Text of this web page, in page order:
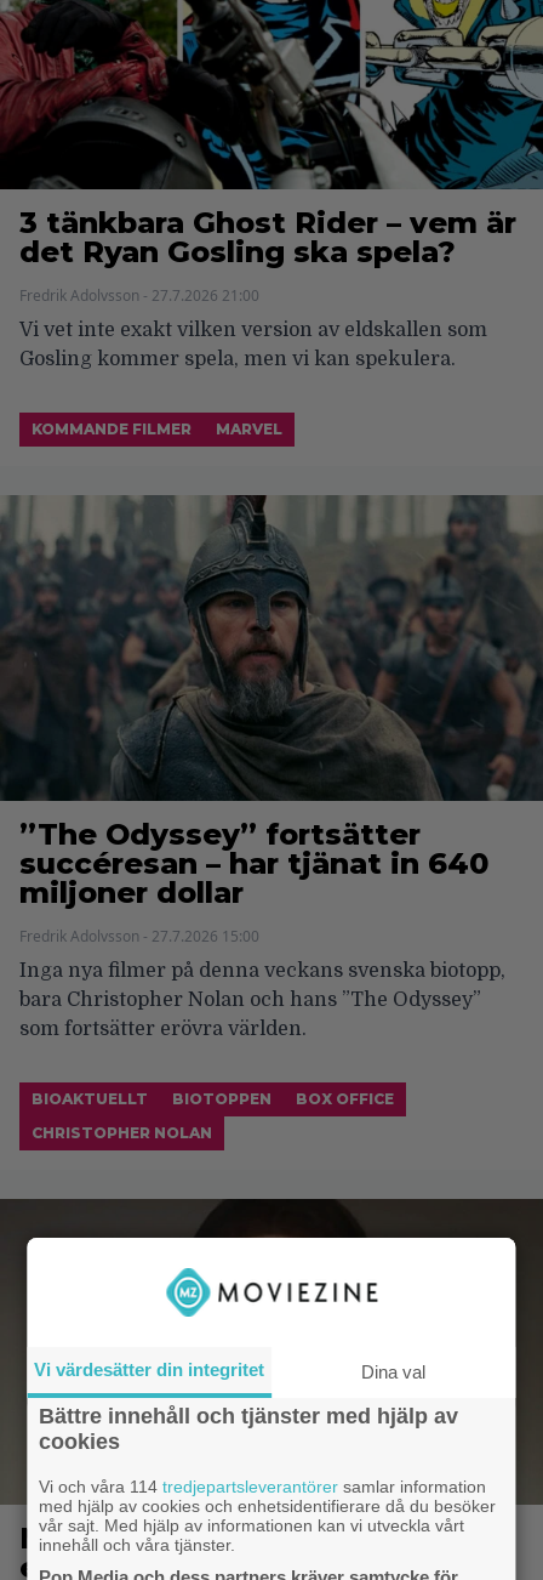
3 tänkbara Ghost Rider – vem är
det Ryan Gosling ska spela?
Fredrik Adolvsson - 27.7.2026 21:00
Vi vet inte exakt vilken version av eldskallen som
Gosling kommer spela, men vi kan spekulera.
KOMMANDE FILMER MARVEL
”The Odyssey” fortsätter
succéresan – har tjänat in 640
miljoner dollar
Fredrik Adolvsson - 27.7.2026 15:00
Inga nya filmer på denna veckans svenska biotopp,
bara Christopher Nolan och hans ”The Odyssey”
som fortsätter erövra världen.
BIOAKTUELLT BIOTOPPEN
BOX OFFICE
CHRISTOPHER NOLAN
Netflix stoppade nästan sin
egen kontroversiella Michael
Vi värdesätter din integritet Dina val
Bättre innehåll och tjänster med hjälp av
cookies
Vi och våra 114tredjepartsleverantörer samlar information
med hjälp av cookies och enhetsidentifierare då du besöker
vår sajt. Med hjälp av informationen kan vi utveckla vårt
innehåll och våra tjänster.